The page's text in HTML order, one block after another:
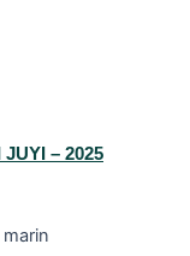
JUYI – 2025